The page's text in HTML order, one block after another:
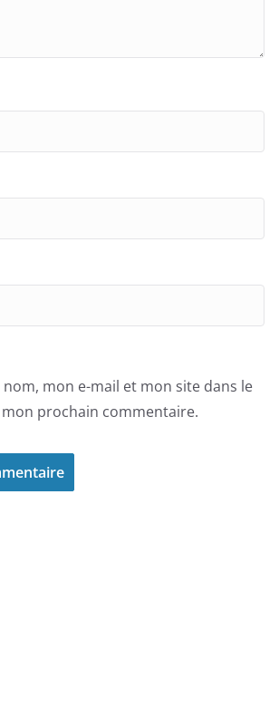
mon e-mail et mon site dans le
prochain commentaire.